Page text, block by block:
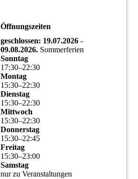
Öffnungszeiten
geschlossen: 19.07.2026 -
09.08.2026. Sommerferien
Sonntag
17:30–22:30
Montag
15:30–22:30
Dienstag
15:30–22:30
Mittwoch
15:30–22:30
Donnerstag
15:30–22:45
Freitag
15:30–23:00
Samstag
nur zu Veranstaltungen